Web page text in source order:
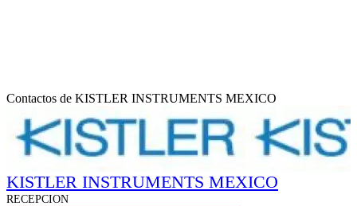
Contactos de KISTLER INSTRUMENTS MEXICO
KISTLER INSTRUMENTS MEXICO
RECEPCION